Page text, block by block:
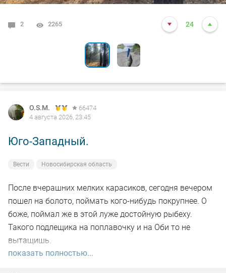
2 2265 24
6 2102 24
O.S.M.
66474
4 августа 2026, 23:45
Юго-Западный.
Вести Новосибирская область
После вчерашних мелких карасиков, сегодня вечером
пошел на болото, поймать кого-нибудь покрупнее. О
боже, поймал же в этой луже достойную рыбеху.
Такого подлещика на поплавочку и на Оби то не
вытащишь.
показать полностью...